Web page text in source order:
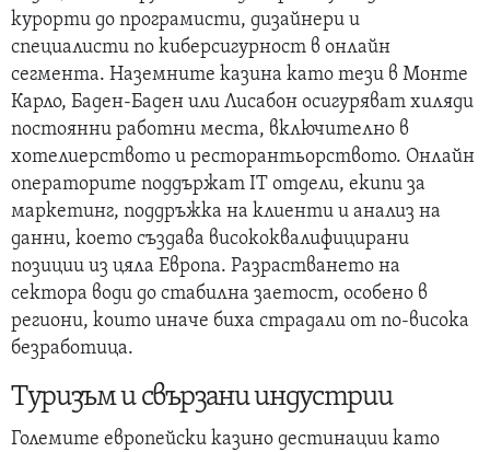
курорти до програмисти, дизайнери и
специалисти по киберсигурност в онлайн
сегмента. Наземните казина като тези в Монте
Карло, Баден-Баден или Лисабон осигуряват хиляди
постоянни работни места, включително в
хотелиерството и ресторантьорството. Онлайн
операторите поддържат IT отдели, екипи за
маркетинг, поддръжка на клиенти и анализ на
данни, което създава висококвалифицирани
позиции из цяла Европа. Разрастването на
сектора води до стабилна заетост, особено в
региони, които иначе биха страдали от по-висока
безработица.
Туризъм и свързани индустрии
Големите европейски казино дестинации като